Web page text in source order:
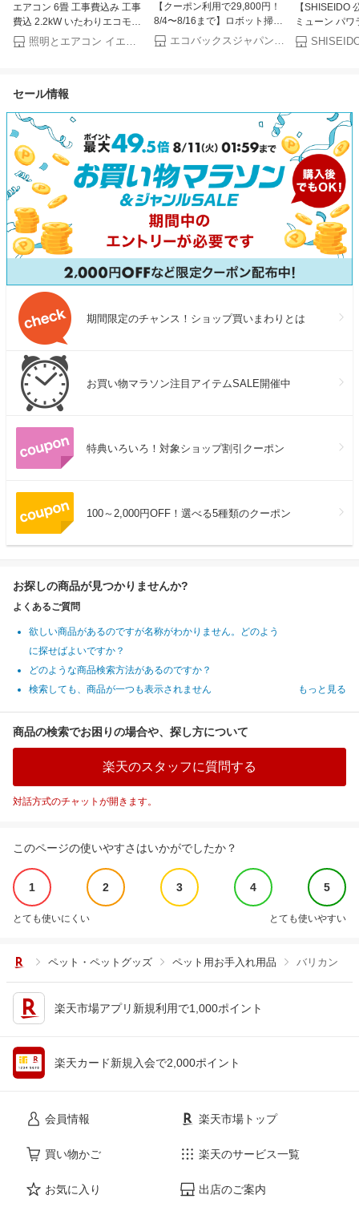
エアコン 6畳 工事費込み 工事
費込 2.2kW いたわりエコモー
ド プラス 快速パワー機能 時
短 時短で冷暖房 電気代 削減
アイリスオーヤマ * クーラー
照明とエアコン イエプロ
【クーポン利用で29,800円！
8/4〜8/16まで】ロボット掃除
機 DEEBOT N20 PRO PLUS
エコバックス ECOVACS 吸引
掃除ロボット エコバッグス 母
エコバックスジャパン公式 ストア
【SHISEIDO
ミューン パ
ム |
ドウ | 美容液
セール情報
期間限定のチャンス！ショップ買いまわりとは
お買い物マラソン注目アイテムSALE開催中
特典いろいろ！対象ショップ割引クーポン
100～2,000円OFF！選べる5種類のクーポン
お探しの商品が見つかりませんか?
よくあるご質問
欲しい商品があるのですが名称がわかりません。どのよう
に探せばよいですか？
どのような商品検索方法があるのですか？
検索しても、商品が一つも表示されません
もっと見る
商品の検索でお困りの場合や、探し方について
楽天のスタッフに質問する
対話方式のチャットが開きます。
このページの使いやすさはいかがでしたか？
1 2 3 4 5
とても使いにくい とても使いやすい
ペット・ペットグッズ ペット用お手入れ用品 バリカン
楽天市場アプリ新規利用で1,000ポイント
楽天カード新規入会で2,000ポイント
会員情報
買い物かご
お気に入り
楽天市場トップ
楽天のサービス一覧
出店のご案内